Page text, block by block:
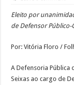
Eleito por
de Defensor
Por: Vitória Floro /
A Defensoria Pública
Seixas ao cargo de